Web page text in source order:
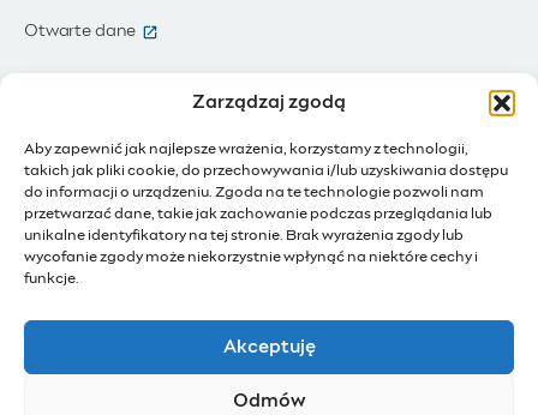
Zarządzaj zgodą
Aby zapewnić jak najlepsze wrażenia, korzystamy z technologii,
takich jak pliki cookie, do przechowywania i/lub uzyskiwania dostępu
do informacji o urządzeniu. Zgoda na te technologie pozwoli nam
przetwarzać dane, takie jak zachowanie podczas przeglądania lub
unikalne identyfikatory na tej stronie. Brak wyrażenia zgody lub
wycofanie zgody może niekorzystnie wpłynąć na niektóre cechy i
funkcje.
Akceptuję
Odmów
Otwarte dane
IoT - Internet rzeczy (otwiera się w nowym oknie)
BIP - Biuletyn Informacji Publicznej (otwiera się w nowym oknie)
Działam dla Warszawy
Budżet Obywatelski (otwiera się w nowym oknie)
Konsultacje społeczne